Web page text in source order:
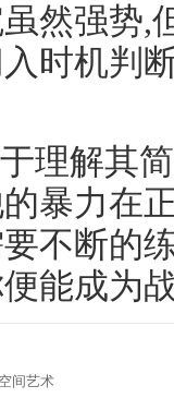
然强势,
时机判
理解其
暴力在
不断的
能成为
间艺术